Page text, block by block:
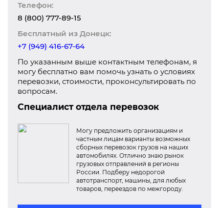
Телефон:
8 (800) 777-89-15
Бесплатный из Донецк:
+7 (949) 416-67-64
По указанным выше контактным телефонам, я
могу бесплатно вам помочь узнать о условиях
перевозки, стоимости, проконсультировать по
вопросам.
Специалист отдела перевозок
Могу предложить организациям и
частным лицам варианты возможных
сборных перевозок грузов на наших
автомобилях. Отлично знаю рынок
грузовых отправлений в регионы
России. Подберу недорогой
автотранспорт, машины, для любых
товаров, переездов по межгороду.